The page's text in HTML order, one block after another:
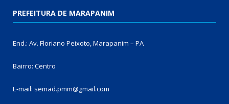
PREFEITURA DE MARAPANIM
End.: Av. Floriano Peixoto, Marapanim – PA
Bairro: Centro
E-mail: semad.pmm@gmail.com